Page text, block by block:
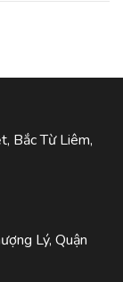
Bắc Từ Liêm,
Lý, Quận